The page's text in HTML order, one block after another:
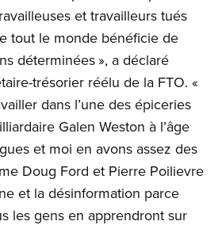
et travailleurs tués
tout le monde bénéficie de
déterminées », a déclaré
trésorier réélu de la FTO. «
dans l’une des épiceries
Galen Weston à l’âge
et moi en avons assez des
Doug Ford et Pierre Poilievre
et la désinformation parce
les gens en apprendront sur